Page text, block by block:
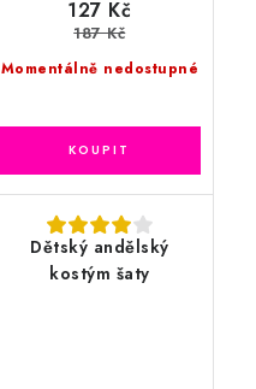
Momentálně nedostupné
127 Kč
187 Kč
Dětský andělský
kostým šaty